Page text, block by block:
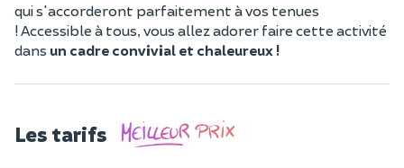
qui s'accorderont parfaitement à vos tenues
! Accessible à tous, vous allez adorer faire cette activité
dans un cadre convivial et chaleureux !
Les tarifs